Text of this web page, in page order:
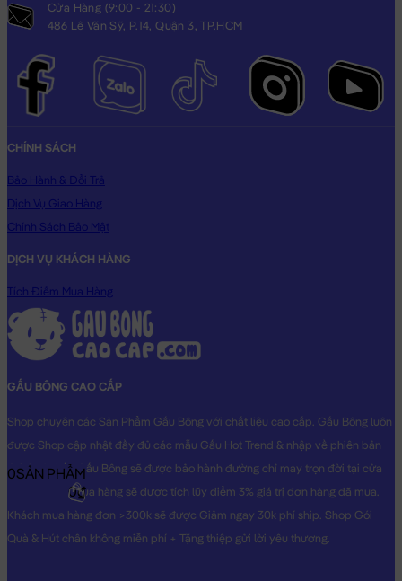
Cửa Hàng (9:00 - 21:30)
486 Lê Văn Sỹ, P.14, Quận 3, TP.HCM
CHÍNH SÁCH
Bảo Hành & Đổi Trả
Dịch Vụ Giao Hàng
Chính Sách Bảo Mật
DỊCH VỤ KHÁCH HÀNG
Tích Điểm Mua Hàng
GẤU BÔNG CAO CẤP
Shop chuyên các Sản Phẩm Gấu Bông với chất liệu cao cấp. Gấu Bông luôn
được Shop cập nhật đầy đủ các mẫu Gấu Hot Trend & nhập về phiên bản
Original nhất. Gấu Bông sẽ được bảo hành đường chỉ may trọn đời tại cửa
hàng, Khách mua hàng sẽ được tích lũy điểm 3% giá trị đơn hàng đã mua.
Khách mua hàng đơn >300k sẽ được Giảm ngay 30k phí ship. Shop Gói
Quà & Hút chân không miễn phí + Tặng thiệp gửi lời yêu thương.
0SẢN PHẨM
0₫